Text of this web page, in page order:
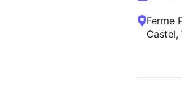
Ferme
Castel,